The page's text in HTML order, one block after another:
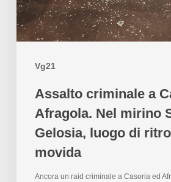
Vg21
Assalto criminale a
Afragola. Nel mirino
Gelosia, luogo di
movida
Ancora un raid criminale a Casoria ed